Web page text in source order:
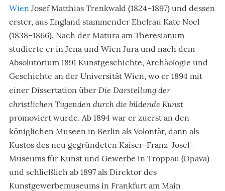
Wien Josef Matthias Trenkwald (1824–1897) und dessen
erster, aus England stammender Ehefrau Kate Noel
(1838–1866). Nach der Matura am Theresianum
studierte er in Jena und Wien Jura und nach dem
Absolutorium 1891 Kunstgeschichte, Archäologie und
Geschichte an der Universität Wien, wo er 1894 mit
einer Dissertation über Die Darstellung der
christlichen Tugenden durch die bildende Kunst
promoviert wurde. Ab 1894 war er zuerst an den
königlichen Museen in Berlin als Volontär, dann als
Kustos des neu gegründeten Kaiser-Franz-Josef-
Museums für Kunst und Gewerbe in Troppau (Opava)
und schließlich ab 1897 als Direktor des
Kunstgewerbemuseums in Frankfurt am Main